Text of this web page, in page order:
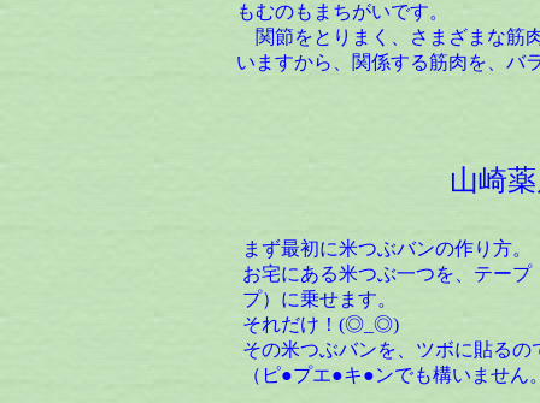
もむのもまちがいです。
関節をとりまく、さまざまな筋
いますから、関係する筋肉を、バ
山崎
まず最初に米つぶバンの作り方。
お宅にある米つぶ一つを、テープ
プ）に乗せます。
それだけ！(◎_◎)
その米つぶバンを、ツボに貼るの
（ピ●プエ●キ●ンでも構いませ